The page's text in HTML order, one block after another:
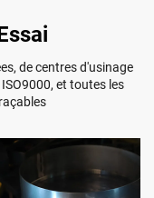
de centres d'usinage
et toutes les